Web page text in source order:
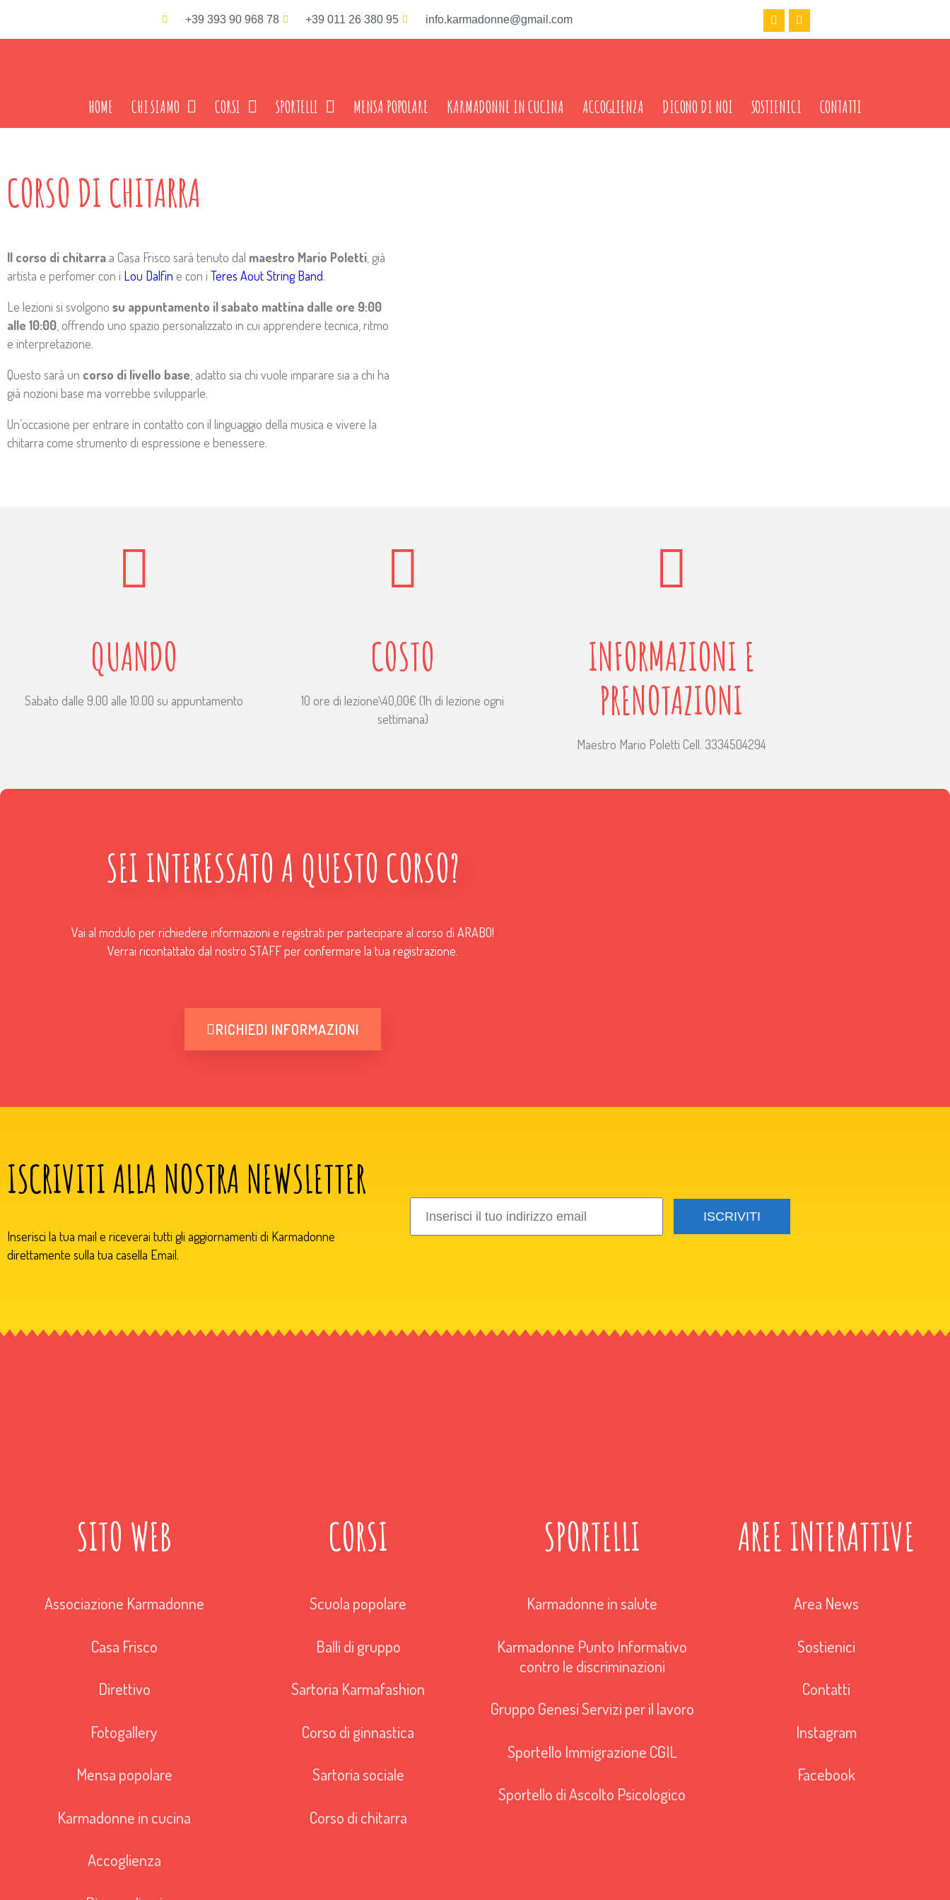
+39 393 90 968 78 +39 011 26 380 95 info.karmadonne@gmail.com
HOME CHI SIAMO CORSI SPORTELLI MENSA POPOLARE KARMADONNE IN CUCINA ACCOGLIENZA DICONO DI NOI SOSTIENICI CONTATTI
CORSO DI CHITARRA
Il corso di chitarra a Casa Frisco sarà tenuto dal maestro Mario Poletti , già
artista e perfomer con i Lou Dalfin e con i Teres Aout String Band.
Le lezioni si svolgono su appuntamento il sabato mattina dalle ore 9:00
alle 10:00 , offrendo uno spazio personalizzato in cui apprendere tecnica, ritmo
e interpretazione.
Questo sarà un corso di livello base , adatto sia chi vuole imparare sia a chi ha
già nozioni base ma vorrebbe svilupparle.
Un’occasione per entrare in contatto con il linguaggio della musica e vivere la
chitarra come strumento di espressione e benessere.
QUANDO
Sabato dalle 9.00 alle 10.00 su appuntamento
COSTO
10 ore di lezione\40,00€ (1h di lezione ogni
settimana)
INFORMAZIONI E
PRENOTAZIONI
Maestro Mario Poletti Cell. 3334504294
SEI INTERESSATO A QUESTO CORSO?
Vai al modulo per richiedere informazioni e registrati per partecipare al corso di ARABO!
Verrai ricontattato dal nostro STAFF per confermare la tua registrazione.
RICHIEDI INFORMAZIONI
ISCRIVITI ALLA NOSTRA NEWSLETTER
Inserisci la tua mail e riceverai tutti gli aggiornamenti di Karmadonne
direttamente sulla tua casella Email.
SITO WEB
Associazione Karmadonne
Casa Frisco
Direttivo
Fotogallery
Mensa popolare
Karmadonne in cucina
Accoglienza
CORSI
Scuola popolare
Balli di gruppo
Sartoria Karmafashion
Corso di ginnastica
Sartoria sociale
Corso di chitarra
SPORTELLI
Karmadonne in salute
Karmadonne Punto Informativo
contro le discriminazioni
Gruppo Genesi Servizi per il lavoro
Sportello Immigrazione CGIL
Sportello di Ascolto Psicologico
AREE INTERATTIVE
Area News
Sostienici
Contatti
Instagram
Facebook